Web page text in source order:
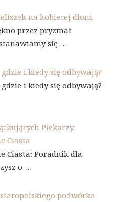
na kobiecej dłoni
przez pryzmat
się …
i kiedy się odbywają?
i kiedy się odbywają?
Piekarzy:
Ciasta
Ciasta: Poradnik dla
o …
podwórka